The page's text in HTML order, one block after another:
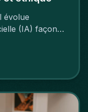
évolue
(IA) façonne